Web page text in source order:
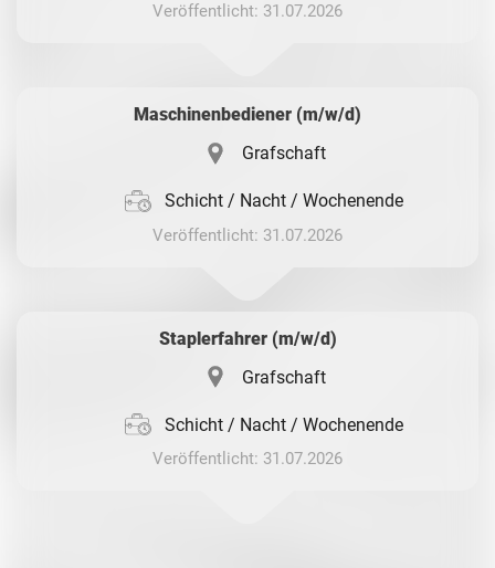
Veröffentlicht: 31.07.2026
Maschinenbediener (m/w/d)
Grafschaft
Schicht / Nacht / Wochenende
Veröffentlicht: 31.07.2026
Staplerfahrer (m/w/d)
Grafschaft
Schicht / Nacht / Wochenende
Veröffentlicht: 31.07.2026